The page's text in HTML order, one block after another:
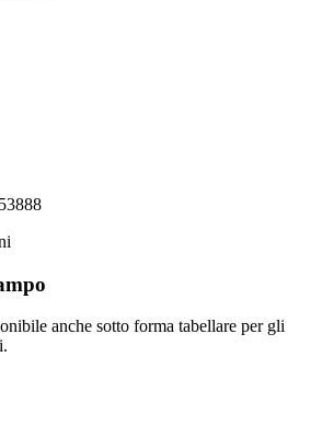
anche sotto forma tabellare per gli